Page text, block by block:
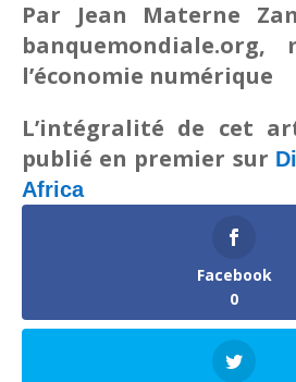
Par Jean Materne
banquemondiale.org,
l’économie numérique
L’intégralité de cet
publié en premier sur
Africa
Facebook
0